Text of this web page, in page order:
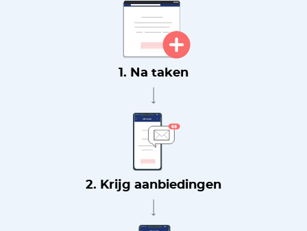
1. Na taken
2. Krijg aanbiedingen